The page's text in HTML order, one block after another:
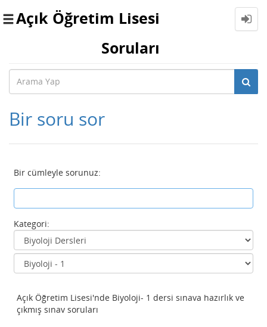
Toggle
Açık Öğretim Lisesi
Soruları
Bir soru sor
Bir cümleyle sorunuz:
Kategori:
Açık Öğretim Lisesi'nde Biyoloji- 1 dersi sınava hazırlık ve
çıkmış sınav soruları